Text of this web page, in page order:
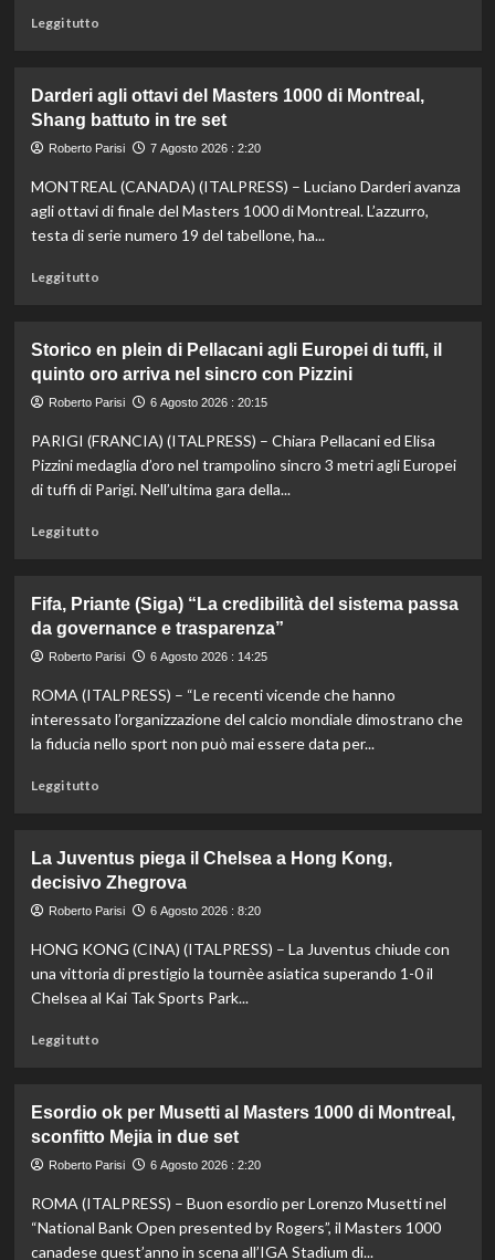
Leggi tuttoLeggi
Nazionale,
ecco
lo
di
Mancini:
Bollini
Bonucci
tra
i
Darderi agli ottavi del Masters 1000 di Montreal,
Shang battuto in tre set
Roberto Parisi 7 Agosto 2026 : 2:20
MONTREAL (CANADA) (ITALPRESS) – Luciano Darderi avanza
agli ottavi di finale del Masters 1000 di Montreal. L’azzurro,
testa di serie numero 19 del tabellone, ha...
Leggi tuttoLeggi
Darderi
agli
ottavi
Masters
1000
di
set
Storico en plein di Pellacani agli Europei di tuffi, il
quinto oro arriva nel sincro con Pizzini
Roberto Parisi 6 Agosto 2026 : 20:15
PARIGI (FRANCIA) (ITALPRESS) – Chiara Pellacani ed Elisa
Pizzini medaglia d’oro nel trampolino sincro 3 metri agli Europei
di tuffi di Parigi. Nell’ultima gara della...
Leggi tuttoLeggi
Storico
en
plein
Pellacani
agli
Europei
arriva
nel
sincro
Pizzini
Fifa, Priante (Siga) “La credibilità del sistema passa
da governance e trasparenza”
Roberto Parisi 6 Agosto 2026 : 14:25
ROMA (ITALPRESS) – “Le recenti vicende che hanno
interessato l’organizzazione del calcio mondiale dimostrano che
la fiducia nello sport non può mai essere data per...
Leggi tuttoLeggi
Fifa,
Priante
(Siga)
credibilità
del
sistema
La Juventus piega il Chelsea a Hong Kong,
decisivo Zhegrova
Roberto Parisi 6 Agosto 2026 : 8:20
HONG KONG (CINA) (ITALPRESS) – La Juventus chiude con
una vittoria di prestigio la tournèe asiatica superando 1-0 il
Chelsea al Kai Tak Sports Park...
Leggi tuttoLeggi
La
Juventus
piega
Chelsea
a
Hong
Esordio ok per Musetti al Masters 1000 di Montreal,
sconfitto Mejia in due set
Roberto Parisi 6 Agosto 2026 : 2:20
ROMA (ITALPRESS) – Buon esordio per Lorenzo Musetti nel
“National Bank Open presented by Rogers”, il Masters 1000
canadese quest’anno in scena all’IGA Stadium di...